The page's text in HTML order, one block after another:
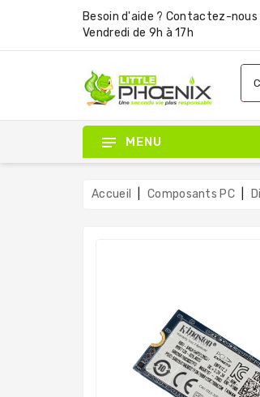
Besoin d'aide ? Contactez-nous
Vendredi de 9h à 17h
MENU
Accueil Composants PC